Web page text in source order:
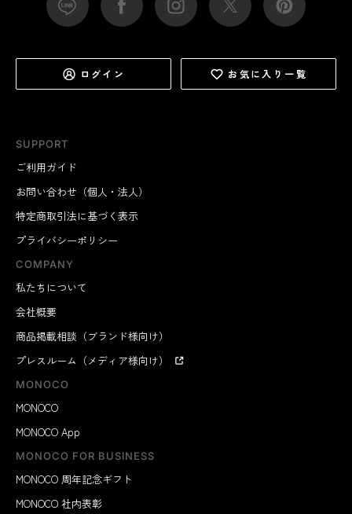
SUPPORT
ご利用ガイド
お問い合わせ（個人・法人）
特定商取引法に基づく表示
プライバシーポリシー
COMPANY
私たちについて
会社概要
商品掲載相談（ブランド様向け）
プレスルーム（メディア様向け）
MONOCO
MONOCO
MONOCO App
MONOCO FOR BUSINESS
MONOCO 周年記念ギフト
MONOCO 社内表彰
ログイン お気に入り一覧